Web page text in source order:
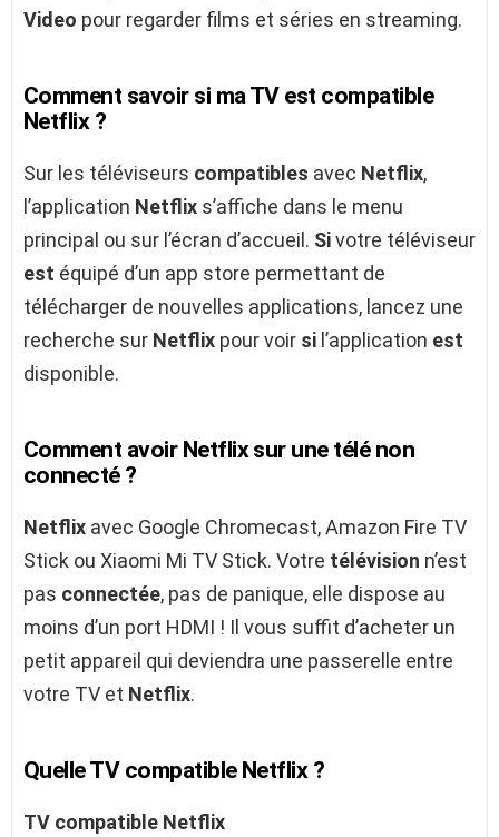
Video pour regarder films et séries en streaming.
Comment savoir si ma TV est compatible
Netflix ?
Sur les téléviseurs compatibles avec Netflix,
l’application Netflix s’affiche dans le menu
principal ou sur l’écran d’accueil. Sivotre téléviseur
est équipé d’un app store permettant de
télécharger de nouvelles applications, lancez une
recherche sur Netflix pour voir si l’application est
disponible.
Comment avoir Netflix sur une télé non
connecté ?
Netflix avec Google Chromecast, Amazon Fire TV
Stick ou Xiaomi Mi TV Stick. Votre télévision n’est
pas connectée, pas de panique, elle dispose au
moins d’un port HDMI ! Il vous suffit d’acheter un
petit appareil qui deviendra une passerelle entre
votre TV et Netflix.
Quelle TV compatible Netflix ?
TV compatible Netflix